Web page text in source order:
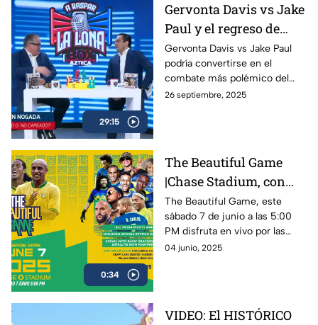
29:15
Gervonta Davis vs Jake
Paul y el regreso de
Ryan García | A Raspar
La Lona
Gervonta Davis vs Jake Paul
podría convertirse en el
combate más polémico del
año, mientras Ryan García
26 septiembre, 2025
0:34
The Beautiful Game
|Chase Stadium, con
Ronaldinho y Roberto
Carlos | 7 de junio a las
5:00 PM
The Beautiful Game, este
sábado 7 de junio a las 5:00
PM disfruta en vivo por las
plataformas de Azteca
04 junio, 2025
VIDEO: El HISTÓRICO